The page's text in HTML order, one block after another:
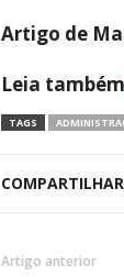
Artigo de
Leia também
TAGS
COMPARTILHAR
Artigo anterior